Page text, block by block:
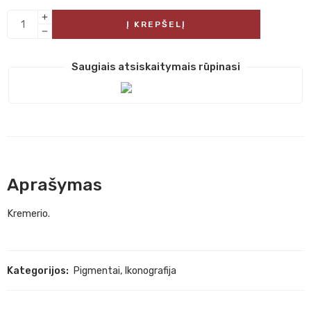
Į KREPŠELĮ
Saugiais atsiskaitymais rūpinasi
Aprašymas
Kremerio.
Kategorijos: Pigmentai, Ikonografija